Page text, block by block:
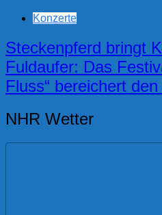
Konzerte
Steckenpferd bringt
Fuldaufer: Das
Fluss“ bereichert
NHR Wetter